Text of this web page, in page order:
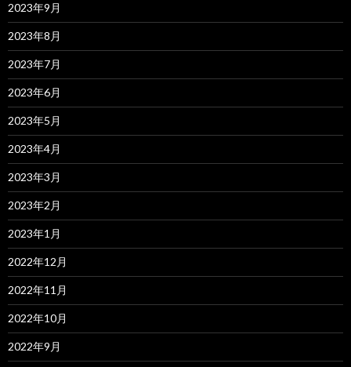
2023年9月
2023年8月
2023年7月
2023年6月
2023年5月
2023年4月
2023年3月
2023年2月
2023年1月
2022年12月
2022年11月
2022年10月
2022年9月